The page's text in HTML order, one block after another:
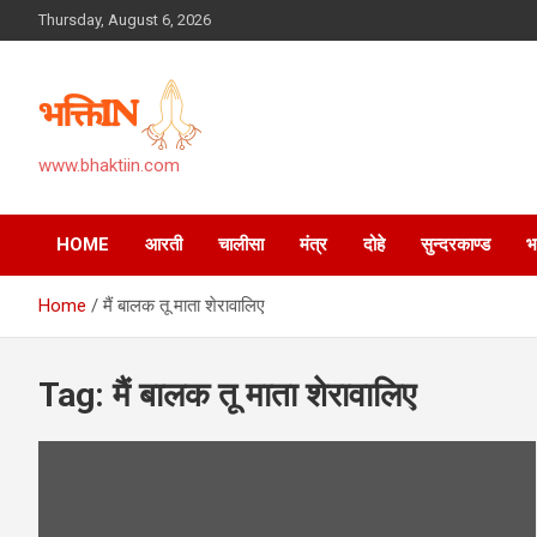
to
Thursday, August 6, 2026
www.bhaktiin.com
HOME आरती चालीसा मंत्र दोहे सुन्दरकाण्ड
Home मैं बालक तू माता शेरावालिए
Tag:मैं बालक तू माता शेरावालिए